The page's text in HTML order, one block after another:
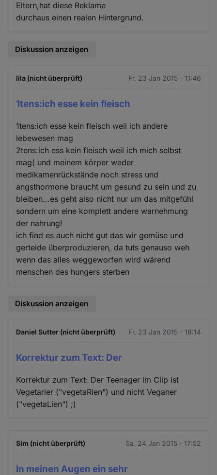
Eltern,hat diese Reklame
durchaus einen realen Hintergrund.
Diskussion anzeigen
lila (nicht überprüft) Fr. 23 Jan 2015 - 11:46
1tens:ich esse kein fleisch
1tens:ich esse kein fleisch weil ich andere
lebewesen mag
2tens:ich ess kein fleisch weil ich mich selbst
mag( und meinem körper weder
medikamenrückstände noch stress und
angsthormone braucht um gesund zu sein und zu
bleiben...es geht also nicht nur um das mitgefühl
sondern um eine komplett andere warnehmung
der nahrung!
ich find es auch nicht gut das wir gemüse und
gerteide überproduzieren, da tuts genauso weh
wenn das alles weggeworfen wird wärend
menschen des hungers sterben
Diskussion anzeigen
Daniel Sutter (nicht überprüft) Fr. 23 Jan 2015 - 18:14
Korrektur zum Text: Der
Korrektur zum Text: Der Teenager im Clip ist
Vegetarier ("vegetaRien") und nicht Veganer
("vegetaLien") ;)
Sim (nicht überprüft) Sa. 24 Jan 2015 - 17:52
In meinen Augen ein sehr